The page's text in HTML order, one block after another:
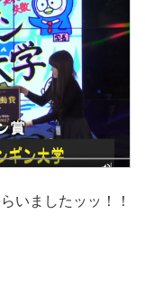
いましたッッ！！